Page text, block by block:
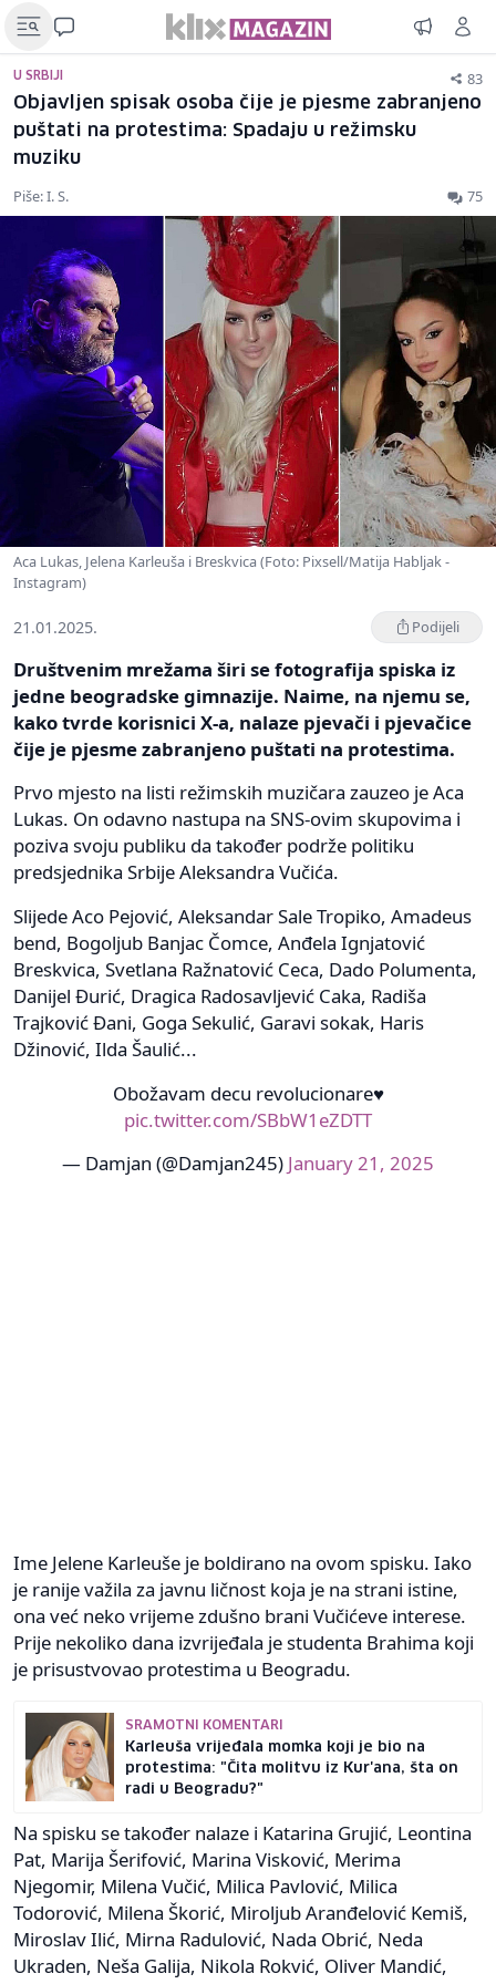
U SRBIJI 83
Objavljen spisak osoba čije je pjesme zabranjeno
puštati na protestima: Spadaju u režimsku
muziku
Piše: I. S. 75
Aca Lukas, Jelena Karleuša i Breskvica (Foto: Pixsell/Matija Habljak -
Instagram)
21.01.2025. Podijeli
Društvenim mrežama širi se fotografija spiska iz
jedne beogradske gimnazije. Naime, na njemu se,
kako tvrde korisnici X-a, nalaze pjevači i pjevačice
čije je pjesme zabranjeno puštati na protestima.
Prvo mjesto na listi režimskih muzičara zauzeo je Aca
Lukas. On odavno nastupa na SNS-ovim skupovima i
poziva svoju publiku da također podrže politiku
predsjednika Srbije Aleksandra Vučića.
Slijede Aco Pejović, Aleksandar Sale Tropiko, Amadeus
bend, Bogoljub Banjac Čomce, Anđela Ignjatović
Breskvica, Svetlana Ražnatović Ceca, Dado Polumenta,
Danijel Đurić, Dragica Radosavljević Caka, Radiša
Trajković Đani, Goga Sekulić, Garavi sokak, Haris
Džinović, Ilda Šaulić...
Obožavam decu revolucionare♥️
pic.twitter.com/SBbW1eZDTT
— Damjan (@Damjan245) January 21, 2025
Ime Jelene Karleuše je boldirano na ovom spisku. Iako
je ranije važila za javnu ličnost koja je na strani istine,
ona već neko vrijeme zdušno brani Vučićeve interese.
Prije nekoliko dana izvrijeđala je studenta Brahima koji
je prisustvovao protestima u Beogradu.
SRAMOTNI KOMENTARI
Karleuša vrijeđala momka koji je bio na
protestima: "Čita molitvu iz Kur'ana, šta on
radi u Beogradu?"
Na spisku se također nalaze i Katarina Grujić, Leontina
Pat, Marija Šerifović, Marina Visković, Merima
Njegomir, Milena Vučić, Milica Pavlović, Milica
Todorović, Milena Škorić, Miroljub Aranđelović Kemiš,
Miroslav Ilić, Mirna Radulović, Nada Obrić, Neda
Ukraden, Neša Galija, Nikola Rokvić, Oliver Mandić,